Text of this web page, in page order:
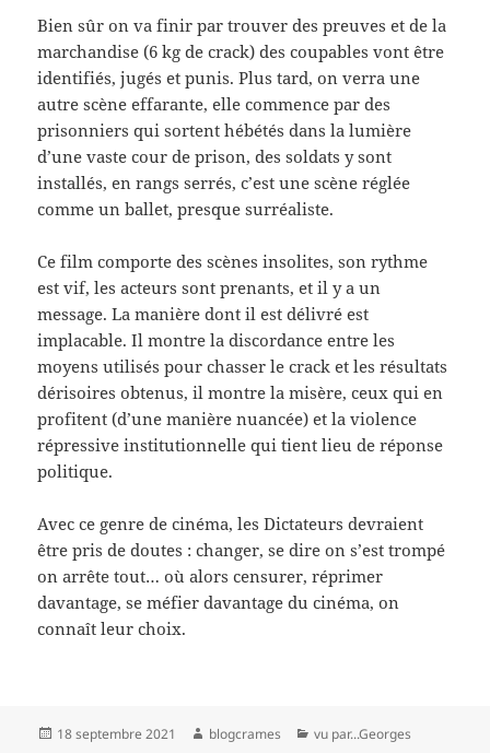
Bien sûr on va finir par trouver des preuves et de la
marchandise (6 kg de crack) des coupables vont être
identifiés, jugés et punis. Plus tard, on verra une
autre scène effarante, elle commence par des
prisonniers qui sortent hébétés dans la lumière
d’une vaste cour de prison, des soldats y sont
installés, en rangs serrés, c’est une scène réglée
comme un ballet, presque surréaliste.
Ce film comporte des scènes insolites, son rythme
est vif, les acteurs sont prenants, et il y a un
message. La manière dont il est délivré est
implacable. Il montre la discordance entre les
moyens utilisés pour chasser le crack et les résultats
dérisoires obtenus, il montre la misère, ceux qui en
profitent (d’une manière nuancée) et la violence
répressive institutionnelle qui tient lieu de réponse
politique.
Avec ce genre de cinéma, les Dictateurs devraient
être pris de doutes : changer, se dire on s’est trompé
on arrête tout… où alors censurer, réprimer
davantage, se méfier davantage du cinéma, on
connaît leur choix.
Publié
18 septembre 2021 Auteur
blogcrames Catégories
vu par...Georges